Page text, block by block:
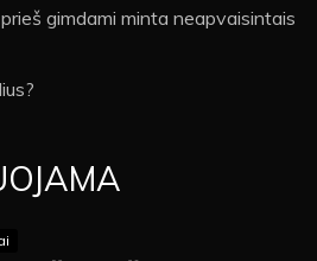
gimdami minta neapvaisintais